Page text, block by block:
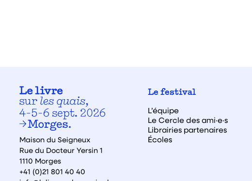
Maison du Seigneux
Rue du Docteur Yersin 1
1110 Morges
+41 (0)21 801 40 40
Le festival
L’équipe
Le Cercle des ami·e·s
Librairies partenaires
Écoles